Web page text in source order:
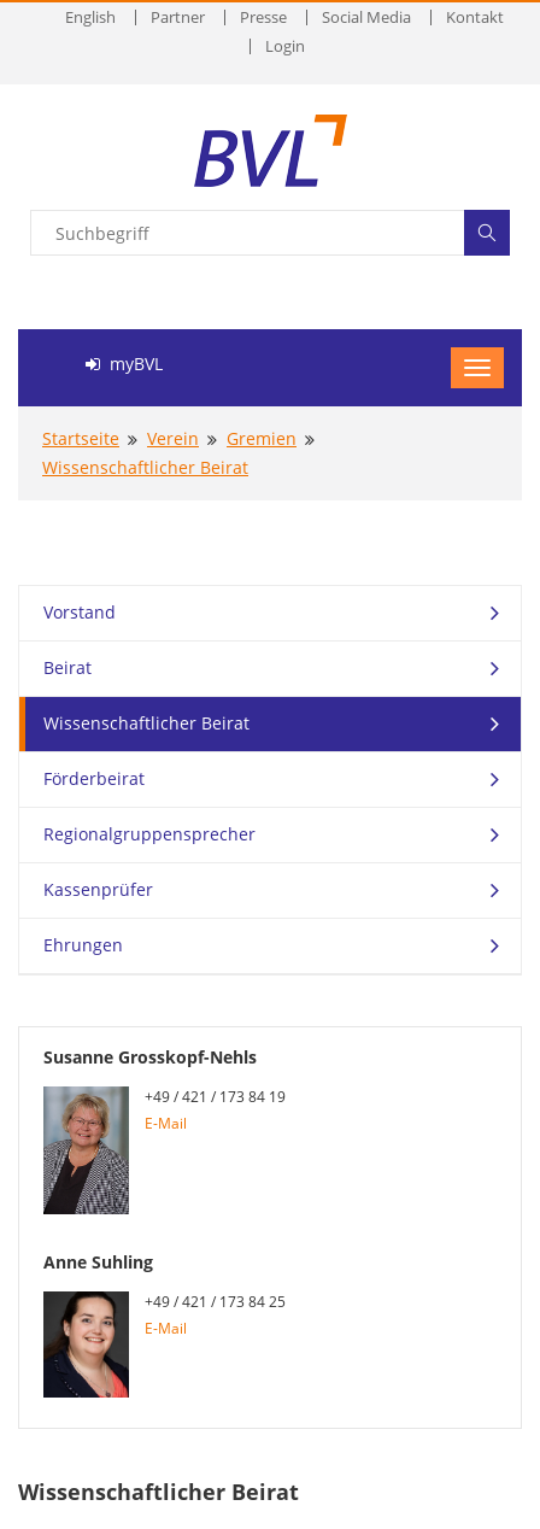
English Partner Presse Social Media
Kontakt
Login
myBVL
Startseite Verein
Gremien
Wissenschaftlicher Beirat
Vorstand
Beirat
Wissenschaftlicher Beirat
Förderbeirat
Regionalgruppensprecher
Kassenprüfer
Ehrungen
Susanne Grosskopf-Nehls
+49 / 421 / 173 84 19
E-Mail
Anne Suhling
+49 / 421 / 173 84 25
E-Mail
Wissenschaftlicher Beirat